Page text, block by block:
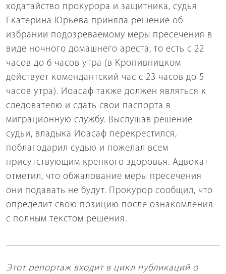
ходатайство прокурора и защитника, судья
Екатерина Юрьева приняла решение об
избрании подозреваемому меры пресечения в
виде ночного домашнего ареста, то есть с 22
часов до 6 часов утра (в Кропивницком
действует комендантский час с 23 часов до 5
часов утра). Иоасаф также должен являться к
следователю и сдать свои паспорта в
миграционную службу. Выслушав решение
судьи, владыка Иоасаф перекрестился,
поблагодарил судью и пожелал всем
присутствующим крепкого здоровья. Адвокат
отметил, что обжалование меры пресечения
они подавать не будут. Прокурор сообщил, что
определит свою позицию после ознакомления
с полным текстом решения.
Этот репортаж входит в цикл публикаций о